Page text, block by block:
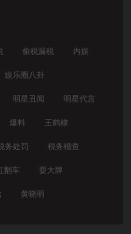
偷税漏税 内娱
娱乐圈八卦
明星丑闻 明星代言
爆料 王鹤棣
务处罚 税务稽查
翻车 耍大牌
黄晓明